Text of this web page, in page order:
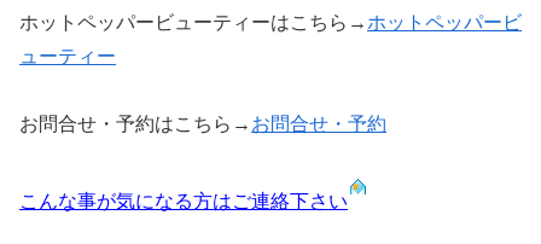
ホットペッパービューティーはこちら→ ホットペッパービ
ューティー
お問合せ・予約はこちら→ お問合せ・予約
こんな事が気になる方はご連絡下さい